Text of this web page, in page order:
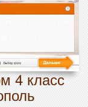
4 класс